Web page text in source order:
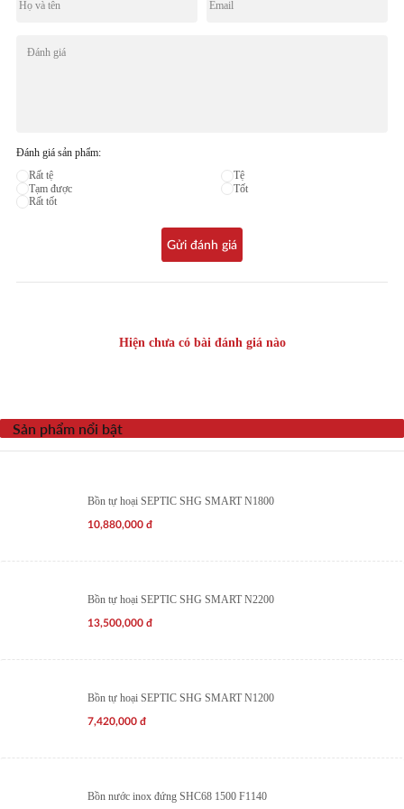
Đánh giá sản phẩm:
Rất tệ
Tệ
Tạm được
Tốt
Rất tốt
Gửi đánh giá
Hiện chưa có bài đánh giá nào
Sản phẩm nổi bật
Bồn tự hoại SEPTIC SHG SMART N1800
10,880,000đ
Bồn tự hoại SEPTIC SHG SMART N2200
13,500,000đ
Bồn tự hoại SEPTIC SHG SMART N1200
7,420,000đ
Bồn nước inox đứng SHC68 1500 F1140